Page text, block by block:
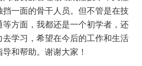
一面的骨干人员。但不管是在技
方面，我都还是一个初学者，还
学习，希望在今后的工作和生活
和帮助。谢谢大家！